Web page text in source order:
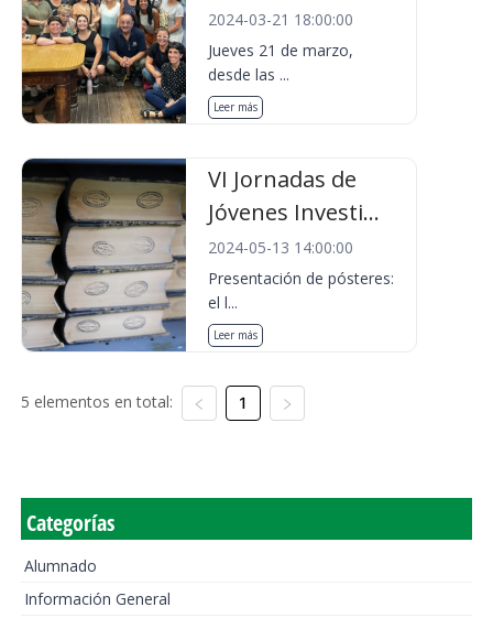
2024-03-21 18:00:00
Jueves 21 de marzo,
desde las ...
Leer más
VI Jornadas de
Jóvenes Investi...
2024-05-13 14:00:00
Presentación de pósteres:
el l...
Leer más
5 elementos en total: 1
Categorías
Alumnado
Información General